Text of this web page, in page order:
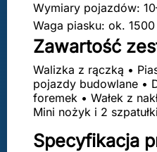
Wymiary pojazdów:
Waga piasku: ok.
Zawartość
Walizka z rączką •
pojazdy budowlane •
foremek • Wałek z
Mini nożyk i 2 szpatułki
Specyfikacja